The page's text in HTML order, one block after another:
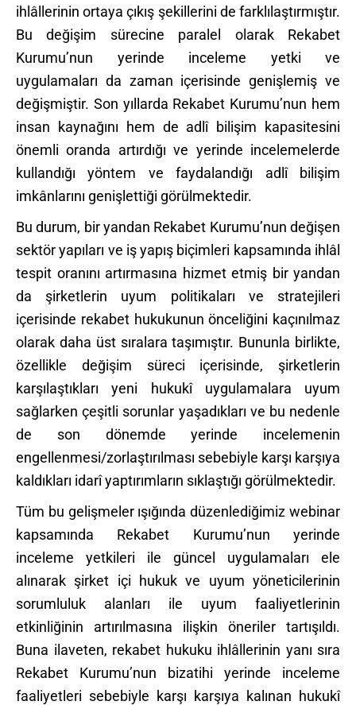
ihlâllerinin ortaya çıkış şekillerini de farklılaştırmıştır.
Bu değişim sürecine paralel olarak Rekabet
Kurumu’nun yerinde inceleme yetki ve
uygulamaları da zaman içerisinde genişlemiş ve
değişmiştir. Son yıllarda Rekabet Kurumu’nun hem
insan kaynağını hem de adlî bilişim kapasitesini
önemli oranda artırdığı ve yerinde incelemelerde
kullandığı yöntem ve faydalandığı adlî bilişim
imkânlarını genişlettiği görülmektedir.
Bu durum, bir yandan Rekabet Kurumu’nun değişen
sektör yapıları ve iş yapış biçimleri kapsamında ihlâl
tespit oranını artırmasına hizmet etmiş bir yandan
da şirketlerin uyum politikaları ve stratejileri
içerisinde rekabet hukukunun önceliğini kaçınılmaz
olarak daha üst sıralara taşımıştır. Bununla birlikte,
özellikle değişim süreci içerisinde, şirketlerin
karşılaştıkları yeni hukukî uygulamalara uyum
sağlarken çeşitli sorunlar yaşadıkları ve bu nedenle
de son dönemde yerinde incelemenin
engellenmesi/zorlaştırılması sebebiyle karşı karşıya
kaldıkları idarî yaptırımların sıklaştığı görülmektedir.
Tüm bu gelişmeler ışığında düzenlediğimiz webinar
kapsamında Rekabet Kurumu’nun yerinde
inceleme yetkileri ile güncel uygulamaları ele
alınarak şirket içi hukuk ve uyum yöneticilerinin
sorumluluk alanları ile uyum faaliyetlerinin
etkinliğinin artırılmasına ilişkin öneriler tartışıldı.
Buna ilaveten, rekabet hukuku ihlâllerinin yanı sıra
Rekabet Kurumu’nun bizatihi yerinde inceleme
faaliyetleri sebebiyle karşı karşıya kalınan hukukî